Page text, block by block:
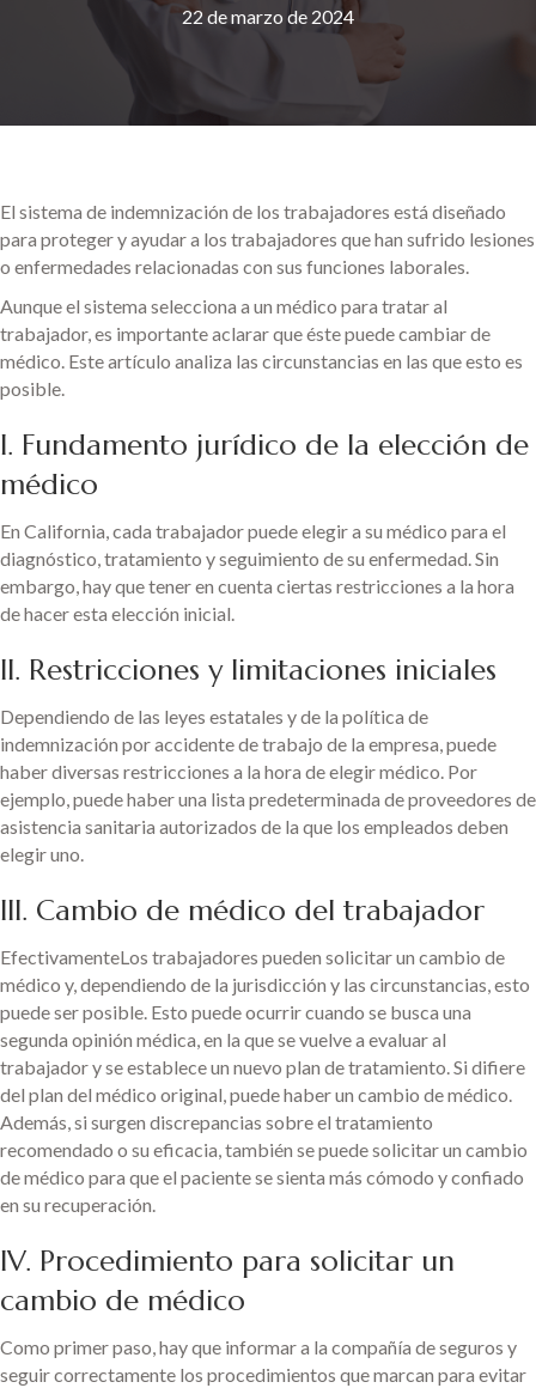
22 de marzo de 2024
El sistema de indemnización de los trabajadores está diseñado
para proteger y ayudar a los trabajadores que han sufrido lesiones
o enfermedades relacionadas con sus funciones laborales.
Aunque el sistema selecciona a un médico para tratar al
trabajador, es importante aclarar que éste puede cambiar de
médico. Este artículo analiza las circunstancias en las que esto es
posible.
I. Fundamento jurídico de la elección de
médico
En California, cada trabajador puede elegir a su médico para el
diagnóstico, tratamiento y seguimiento de su enfermedad. Sin
embargo, hay que tener en cuenta ciertas restricciones a la hora
de hacer esta elección inicial.
II. Restricciones y limitaciones iniciales
Dependiendo de las leyes estatales y de la política de
indemnización por accidente de trabajo de la empresa, puede
haber diversas restricciones a la hora de elegir médico. Por
ejemplo, puede haber una lista predeterminada de proveedores de
asistencia sanitaria autorizados de la que los empleados deben
elegir uno.
III. Cambio de médico del trabajador
EfectivamenteLos trabajadores pueden solicitar un cambio de
médico y, dependiendo de la jurisdicción y las circunstancias, esto
puede ser posible. Esto puede ocurrir cuando se busca una
segunda opinión médica, en la que se vuelve a evaluar al
trabajador y se establece un nuevo plan de tratamiento. Si difiere
del plan del médico original, puede haber un cambio de médico.
Además, si surgen discrepancias sobre el tratamiento
recomendado o su eficacia, también se puede solicitar un cambio
de médico para que el paciente se sienta más cómodo y confiado
en su recuperación.
IV. Procedimiento para solicitar un
cambio de médico
Como primer paso, hay que informar a la compañía de seguros y
seguir correctamente los procedimientos que marcan para evitar